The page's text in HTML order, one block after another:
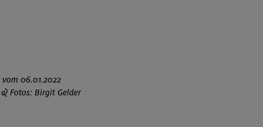
vom 06.01.2022
& Fotos: Birgit Gelder